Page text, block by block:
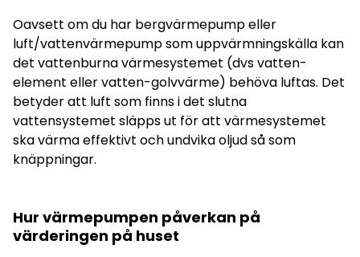
Oavsett om du har bergvärmepump eller
luft/vattenvärmepump som uppvärmningskälla kan
det vattenburna värmesystemet (dvs vatten-
element eller vatten-golvvärme) behöva luftas. Det
betyder att luft som finns i det slutna
vattensystemet släpps ut för att värmesystemet
ska värma effektivt och undvika oljud så som
knäppningar.
Hur värmepumpen påverkan på
värderingen på huset